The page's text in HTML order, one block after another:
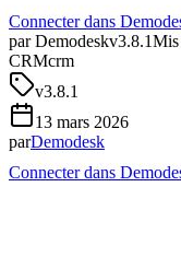
Connecter dans
par Demodeskv3.8.1Mis
CRMcrm
v3.8.1
13 mars 2026
parDemodesk
Connecter dans